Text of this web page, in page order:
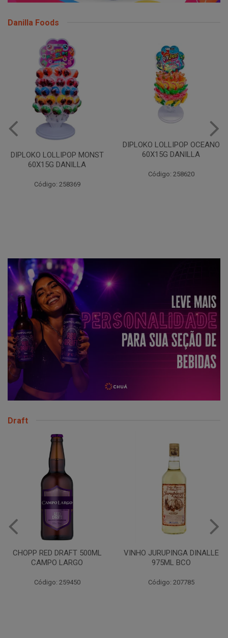
Danilla Foods
DIPLOKO LOLLIPOP MONST
60X15G DANILLA
Código: 258369
DIPLOKO LOLLIPOP OCEANO
60X15G DANILLA
Código: 258620
Draft
CHOPP RED DRAFT 500ML
CAMPO LARGO
Código: 259450
VINHO JURUPINGA DINALLE
975ML BCO
Código: 207785